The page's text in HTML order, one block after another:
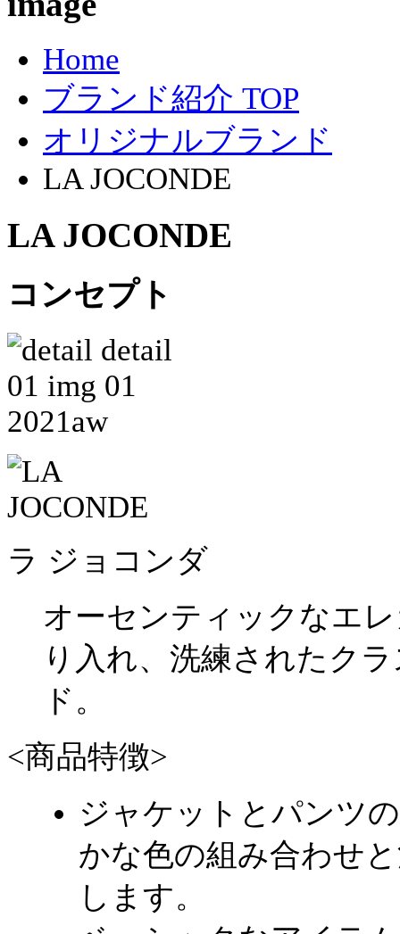
Home
ブランド紹介 TOP
オリジナルブランド
LA JOCONDE
LA JOCONDE
コンセプト
ラ ジョコンダ
オーセンティックなエ
り入れ、洗練されたク
ド。
<商品特徴>
ジャケットとパンツ
かな色の組み合わせ
します。